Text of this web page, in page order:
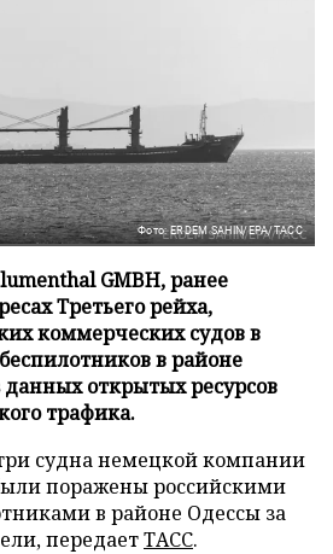
Фото: ERDEM SAHIN/EPA/ТАСС
GMBH, ранее
Третьего рейха,
коммерческих судов в
в районе
данных открытых ресурсов
трафика.
судна немецкой компании
поражены российскими
в районе Одессы за
передаетТАСС.